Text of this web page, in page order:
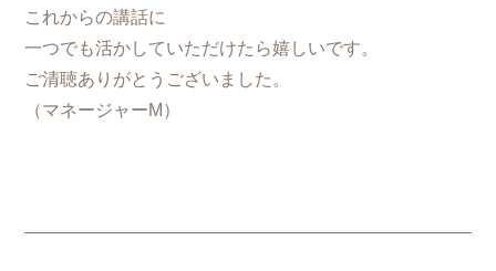
これからの講話に
一つでも活かしていただけたら嬉しいです。
ご清聴ありがとうございました。
（マネージャーM）